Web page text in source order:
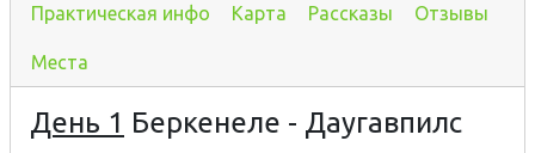
Практическая инфо Карта Рассказы Отзывы
Места
День 1 Беркенеле - Даугавпилс